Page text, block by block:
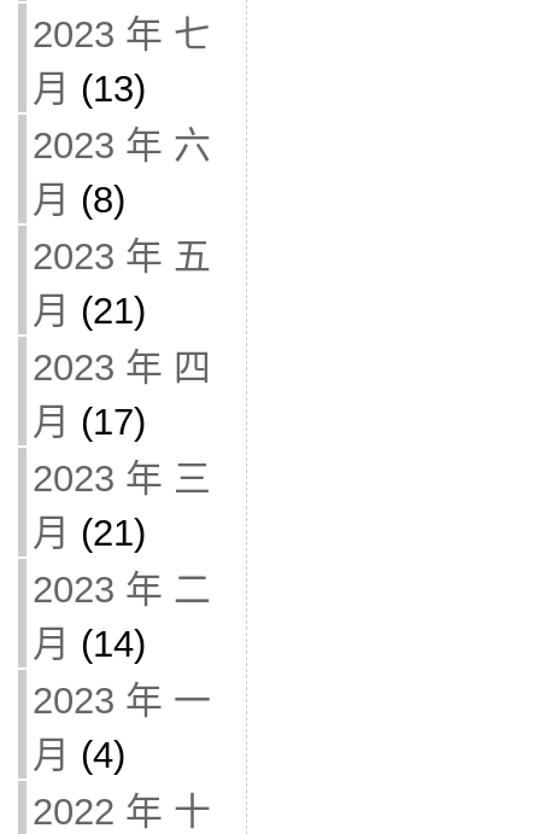
2023 年 七
月 (13)
2023 年 六
月 (8)
2023 年 五
月 (21)
2023 年 四
月 (17)
2023 年 三
月 (21)
2023 年 二
月 (14)
2023 年 一
月 (4)
2022 年 十